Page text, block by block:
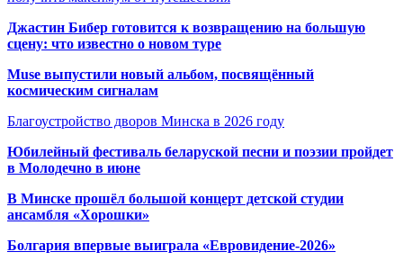
Джастин Бибер готовится к возвращению на большую
сцену: что известно о новом туре
Muse выпустили новый альбом, посвящённый
космическим сигналам
Благоустройство дворов Минска в 2026 году
Юбилейный фестиваль беларуской песни и поэзии пройдет
в Молодечно в июне
В Минске прошёл большой концерт детской студии
ансамбля «Хорошки»
Болгария впервые выиграла «Евровидение-2026»